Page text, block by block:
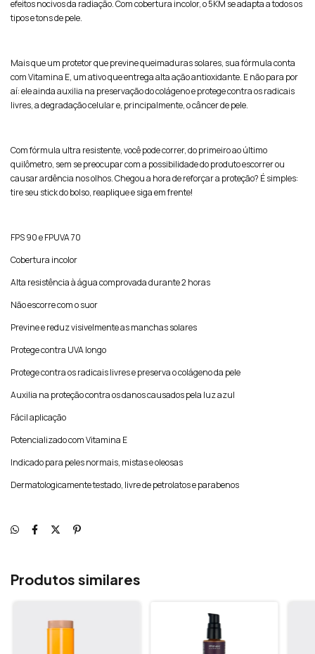
efeitos nocivos da radiação. Com cobertura incolor, o 5KM se adapta a todos os
tipos e tons de pele.
Mais que um protetor que previne queimaduras solares, sua fórmula conta
com Vitamina E, um ativo que entrega alta ação antioxidante. E não para por
aí: ele ainda auxilia na preservação do colágeno e protege contra os radicais
livres, a degradação celular e, principalmente, o câncer de pele.
Com fórmula ultra resistente, você pode correr, do primeiro ao último
quilômetro, sem se preocupar com a possibilidade do produto escorrer ou
causar ardência nos olhos. Chegou a hora de reforçar a proteção? É simples:
tire seu stick do bolso, reaplique e siga em frente!
FPS 90 e FPUVA 70
Cobertura incolor
Alta resistência à água comprovada durante 2 horas
Não escorre com o suor
Previne e reduz visivelmente as manchas solares
Protege contra UVA longo
Protege contra os radicais livres e preserva o colágeno da pele
Auxilia na proteção contra os danos causados pela luz azul
Fácil aplicação
Potencializado com Vitamina E
Indicado para peles normais, mistas e oleosas
Dermatologicamente testado, livre de petrolatos e parabenos
Produtos similares